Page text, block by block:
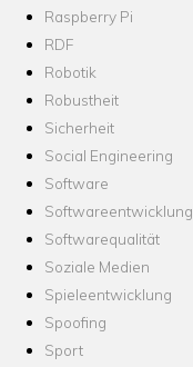
Raspberry Pi
RDF
Robotik
Robustheit
Sicherheit
Social Engineering
Software
Softwareentwicklung
Softwarequalität
Soziale Medien
Spieleentwicklung
Spoofing
Sport